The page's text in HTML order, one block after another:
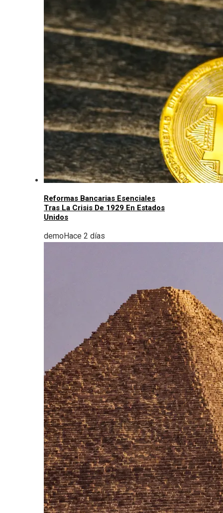
Reformas Bancarias Esenciales
Tras La Crisis De 1929 En Estados
Unidos
demoHace 2 días